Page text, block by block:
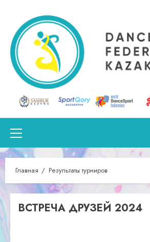
содержимому
Основное
меню
Главная Результаты турниров
ВСТРЕЧА ДРУЗЕЙ 2024